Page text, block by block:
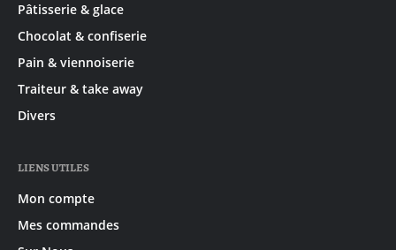
Pâtisserie & glace
Chocolat & confiserie
Pain & viennoiserie
Traiteur & take away
Divers
LIENS UTILES
Mon compte
Mes commandes